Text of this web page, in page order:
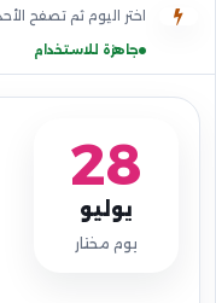
اختر اليوم ثم تصفح
جاهزة للاستخدام
28
يوليو
يوم مختار